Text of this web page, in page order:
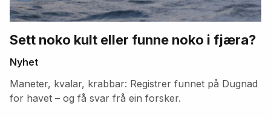
Sett noko kult eller funne noko i fjæra?
Nyhet
Maneter, kvalar, krabbar: Registrer funnet på Dugnad
for havet – og få svar frå ein forsker.